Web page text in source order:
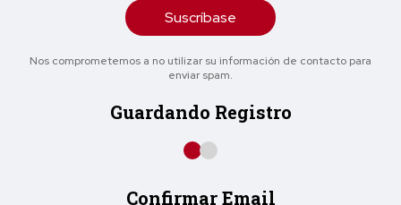
Suscríbase
Nos comprometemos a no utilizar su información de contacto para
enviar spam.
Guardando Registro
Confirmar Email